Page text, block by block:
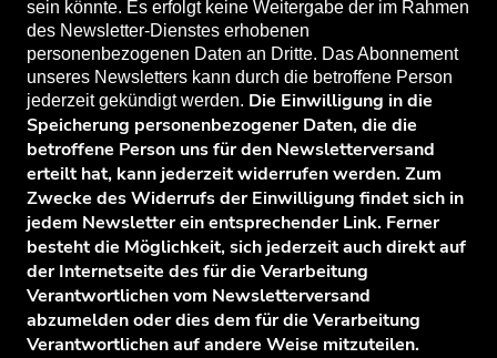
sein könnte. Es erfolgt keine Weitergabe der im Rahmen
des Newsletter-Dienstes erhobenen
personenbezogenen Daten an Dritte. Das Abonnement
unseres Newsletters kann durch die betroffene Person
jederzeit gekündigt werden. Die Einwilligung in die
Speicherung personenbezogener Daten, die die
betroffene Person uns für den Newsletterversand
erteilt hat, kann jederzeit widerrufen werden. Zum
Zwecke des Widerrufs der Einwilligung findet sich in
jedem Newsletter ein entsprechender Link. Ferner
besteht die Möglichkeit, sich jederzeit auch direkt auf
der Internetseite des für die Verarbeitung
Verantwortlichen vom Newsletterversand
abzumelden oder dies dem für die Verarbeitung
Verantwortlichen auf andere Weise mitzuteilen.